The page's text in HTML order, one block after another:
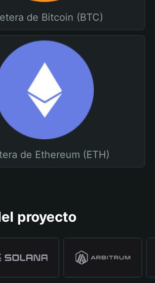
de Bitcoin (BTC)
de Ethereum (ETH)
proyecto